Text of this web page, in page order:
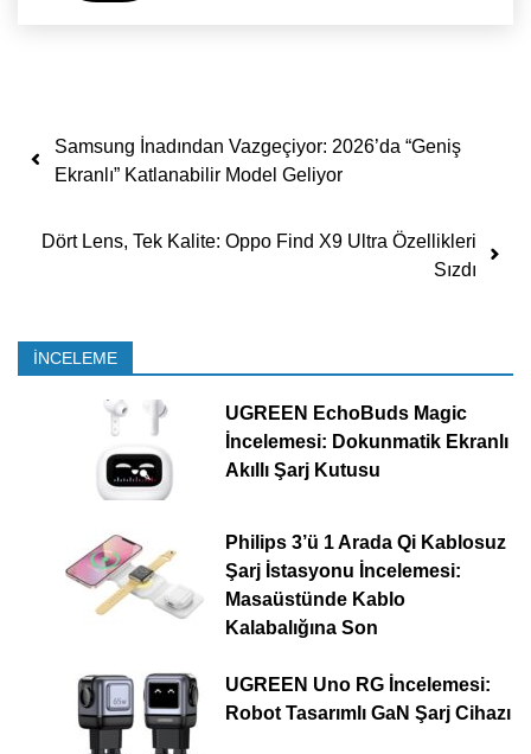
Yazı dolaşımı
Samsung İnadından Vazgeçiyor: 2026’da “Geniş
Ekranlı” Katlanabilir Model Geliyor
Dört Lens, Tek Kalite: Oppo Find X9 Ultra Özellikleri
Sızdı
İNCELEME
UGREEN EchoBuds Magic
İncelemesi: Dokunmatik Ekranlı
Akıllı Şarj Kutusu
Philips 3’ü 1 Arada Qi Kablosuz
Şarj İstasyonu İncelemesi:
Masaüstünde Kablo
Kalabalığına Son
UGREEN Uno RG İncelemesi:
Robot Tasarımlı GaN Şarj Cihazı